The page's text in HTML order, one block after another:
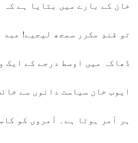
خان کے بارے میں بتایا ہے کہ
تو قندِ مکرر سمجھ لیجیے! عبد
ڈھاکہ میں اوسط درجے کے ایک
ایوب خان سیاست دانوں سے
ہر آمر ہوتا ہے۔ آمروں کو